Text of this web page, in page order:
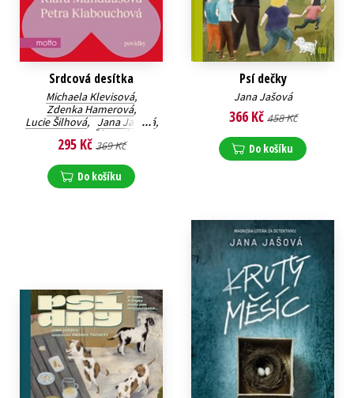
Srdcová desítka
Michaela Klevisová,
Zdenka Hamerová,
Lucie Šilhová, Jana Jašová,
Barbora Šťastná ,
Petra Klabouchová
Jana Poncarová
Scarlett Wilková,
295 Kč 369 Kč
Do košíku
Psí dečky
Jana Jašová
366 Kč 458 Kč
Do košíku